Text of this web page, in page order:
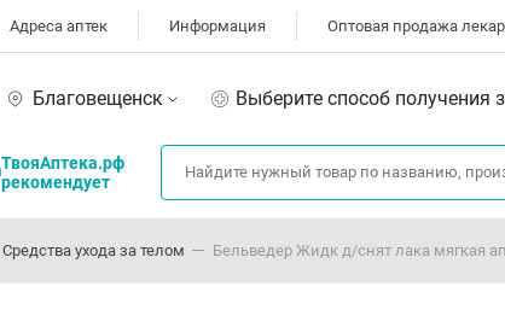
Адреса аптек Информация Оптовая продажа
Благовещенск Выберите способ получения
ТвояАптека.рф
рекомендует
Средства ухода за телом Бельведер Жидк д/снят лака мягкая